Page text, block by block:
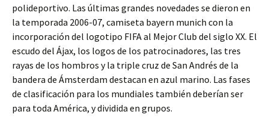
polideportivo. Las últimas grandes novedades se dieron en
la temporada 2006-07, camiseta bayern munich con la
incorporación del logotipo FIFA al Mejor Club del siglo XX. El
escudo del Ájax, los logos de los patrocinadores, las tres
rayas de los hombros y la triple cruz de San Andrés de la
bandera de Ámsterdam destacan en azul marino. Las fases
de clasificación para los mundiales también deberían ser
para toda América, y dividida en grupos.